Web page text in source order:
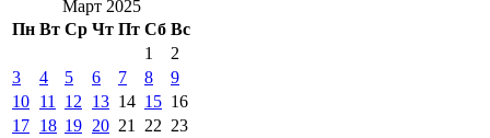
Март 2025
Пн Вт Ср Чт Пт Сб Вс
1
2
3
4 5 6 7 8
9
10 11 12 13 14 15 16
17 18 19 20 21 22 23